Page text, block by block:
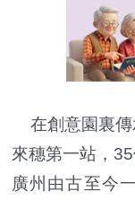
在創意園裏
來穗第一站，
廣州由古至今